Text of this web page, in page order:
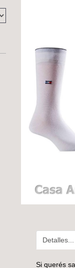
Detalles...
Si querés